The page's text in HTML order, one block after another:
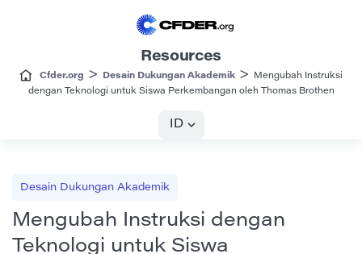
Resources
Cfder.org > Desain Dukungan Akademik >
Mengubah Instruksi
dengan Teknologi untuk Siswa Perkembangan oleh Thomas Brothen
ID
Desain Dukungan Akademik
Mengubah Instruksi dengan
Teknologi untuk Siswa